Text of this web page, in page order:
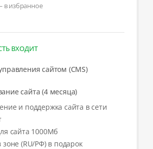
в избранное
ВХОДИТ
сайтом (CMS)
сайта (4 месяца)
и поддержка сайта в сети
сайта 1000Мб
(RU/РФ) в подарок